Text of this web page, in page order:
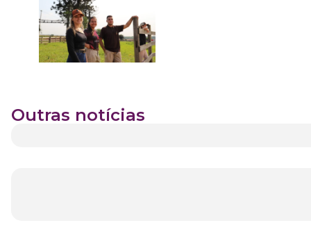
Outras notícias